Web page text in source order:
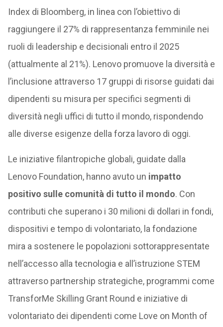
Index di Bloomberg, in linea con l’obiettivo di
raggiungere il 27% di rappresentanza femminile nei
ruoli di leadership e decisionali entro il 2025
(attualmente al 21%). Lenovo promuove la diversità e
l’inclusione attraverso 17 gruppi di risorse guidati dai
dipendenti su misura per specifici segmenti di
diversità negli uffici di tutto il mondo, rispondendo
alle diverse esigenze della forza lavoro di oggi.
Le iniziative filantropiche globali, guidate dalla
Lenovo Foundation, hanno avuto un impatto
positivo sulle comunità di tutto il mondo. Con
contributi che superano i 30 milioni di dollari in fondi,
dispositivi e tempo di volontariato, la fondazione
mira a sostenere le popolazioni sottorappresentate
nell’accesso alla tecnologia e all’istruzione STEM
attraverso partnership strategiche, programmi come
TransforMe Skilling Grant Round e iniziative di
volontariato dei dipendenti come Love on Month of